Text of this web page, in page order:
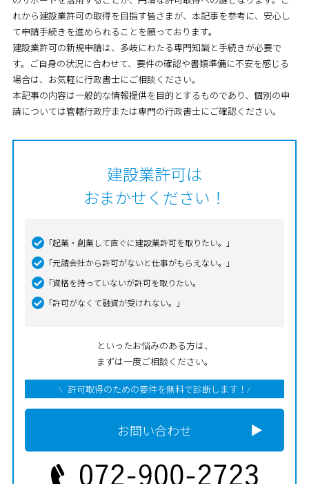
れから建設業許可の取得を目指す皆さまが、本記事を参考に、安心し
て申請手続きを進められることを願っております。
建設業許可の新規申請は、多岐にわたる専門知識と手続きが必要で
す。ご自身の状況に合わせて、要件の確認や書類準備に不安を感じる
場合は、お気軽に行政書士にご相談ください。
本記事の内容は一般的な情報提供を目的とするものであり、個別の申
請については管轄行政庁または専門の行政書士にご確認ください。
建設業許可は
おまかせください！
「起業・創業して直ぐに建設業許可を取りたい。」
「元請会社から許可がないと仕事がもらえない。」
「資格を持っていないが許可を取りたい。
「許可がなくて融資が受けれない。」
といったお悩みのある方は、
まずは一度ご相談ください。
許可取得のための要件を無料で診断します！
お問い合わせ